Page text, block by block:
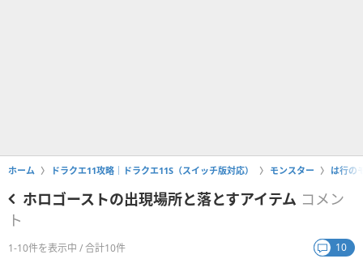
ホーム ドラクエ11攻略｜ドラクエ11S（スイッチ版対応） モンスター は行の
ホロゴーストの出現場所と落とすアイテム コメン
ト
1-10件を表示中 / 合計10件 10